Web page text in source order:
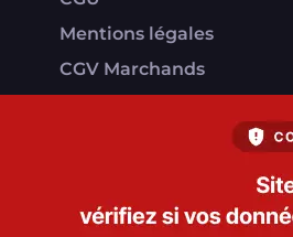
Mentions légales
CGV Marchands